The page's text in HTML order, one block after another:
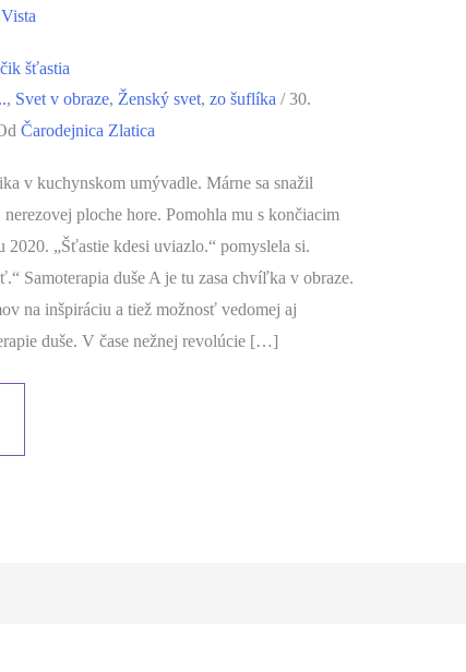
šťastia
, Svet v obraze, Ženský svet, zo šuflíka /30.
Čarodejnica Zlatica
v kuchynskom umývadle. Márne sa snažil
ploche hore. Pomohla mu s končiacim
2020. „Šťastie kdesi uviazlo.“ pomyslela si.
Samoterapia duše A je tu zasa chvíľka v obraze.
na inšpiráciu a tiež možnosť vedomej aj
duše. V čase nežnej revolúcie […]